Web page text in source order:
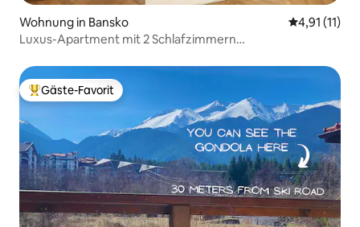
Wohnung in Bansko
4,91 (11)
Luxus-Apartment mit 2 Schlafzimmern
Beliebter Gäste-Favorit.
Gäste-Favorit